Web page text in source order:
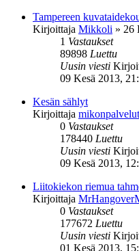
Tampereen
Kirjoittaja Mikkoli » 26
1 Vastaukset
89898 Luettu
Uusin viesti
09 Kesä 2013,
Kesän sählyt
Kirjoittaja mikonpalvelut
0 Vastaukset
178440 Luettu
Uusin viesti
09 Kesä 2013,
Liitokiekon riemua
Kirjoittaja
0 Vastaukset
177672 Luettu
Uusin viesti
01 Kesä 2013,